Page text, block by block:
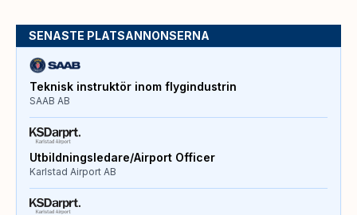
SENASTE PLATSANNONSERNA
Teknisk instruktör inom flygindustrin
SAAB AB
Utbildningsledare/Airport Officer
Karlstad Airport AB